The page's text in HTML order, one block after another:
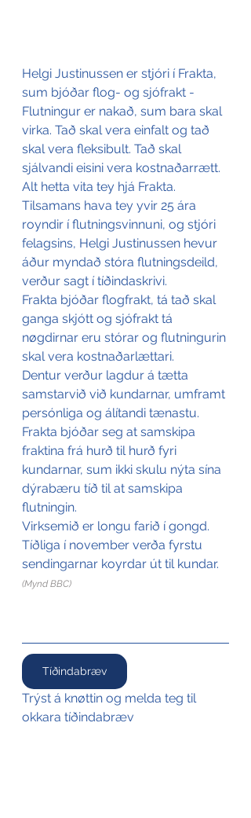
Helgi Justinussen er stjóri í Frakta,
sum bjóðar flog- og sjófrakt -
Flutningur er nakað, sum bara skal
virka. Tað skal vera einfalt og tað
skal vera fleksibult. Tað skal
sjálvandi eisini vera kostnaðarrætt.
Alt hetta vita tey hjá Frakta.
Tilsamans hava tey yvir 25 ára
royndir í flutningsvinnuni, og stjóri
felagsins, Helgi Justinussen hevur
áður myndað stóra flutningsdeild,
verður sagt í tíðindaskrivi.
Frakta bjóðar flogfrakt, tá tað skal
ganga skjótt og sjófrakt tá
nøgdirnar eru stórar og flutningurin
skal vera kostnaðarlættari.
Dentur verður lagdur á tætta
samstarvið við kundarnar, umframt
persónliga og álítandi tænastu.
Frakta bjóðar seg at samskipa
fraktina frá hurð til hurð fyri
kundarnar, sum ikki skulu nýta sína
dýrabæru tíð til at samskipa
flutningin.
Virksemið er longu farið í gongd.
Tíðliga í november verða fyrstu
sendingarnar koyrdar út til kundar.
(Mynd BBC)
Tíðindabræv
Trýst á knøttin og melda teg til
okkara tíðindabræv